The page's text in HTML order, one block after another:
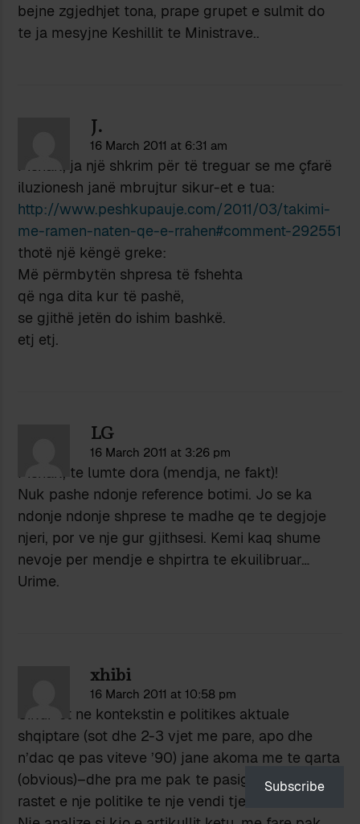
bejne zgjedhjet tona, prape grupet e sulmit do
te ja mesyjne Keshillit te Ministrave..
J.
16 March 2011 at 6:31 am
Pishak, ja një shkrim për të treguar se me çfarë
iluzionesh janë mbrujtur sikur-et e tua:
http://www.peshkupauje.com/2011/03/takimi-
me-ramen-naten-qe-e-rrahen#comment-292551
thotë një këngë greke:
Më përmbytën shpresa të fshehta
që nga dita kur të pashë,
se gjithë jetën do ishim bashkë.
etj etj.
LG
16 March 2011 at 3:26 pm
Pishak, te lumte dora (mendja, ne fakt)!
Nuk pashe ndonje reference botimi. Jo se ka
ndonje ndonje shprese te madhe qe te degjoje
njeri, por ve nje gur gjithsesi. Kemi kaq shume
nevoje per mendje e shpirtra te ekuilibruar…
Urime.
xhibi
16 March 2011 at 10:58 pm
Sikur-et ne kontekstin e politikes aktuale
shqiptare (sot dhe 2-3 vjet me pare, apo dhe
n’dac qe pas viteve ’90) jane akoma me te qarta
(obvious)–dhe pra me pak te pasigurta–se ne
rastet e nje politike te nje vendi tjeter.
Subscribe